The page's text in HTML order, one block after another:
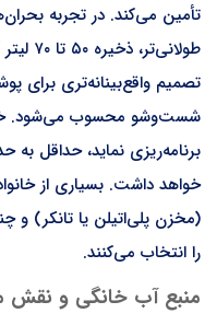
تأمین می‌کند. در تجربه
تصمیم واقع‌بینانه‌تری
خواهد داشت. بسیاری از
(مخزن پلی‌اتیلن یا تانکر) و
را انتخاب می‌کنند.
منبع آب خانگی و نقش